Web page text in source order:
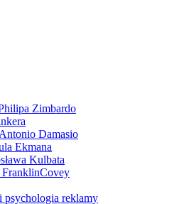
Zimbardo
Damasio
Ekmana
Kulbata
FranklinCovey
psychologia reklamy